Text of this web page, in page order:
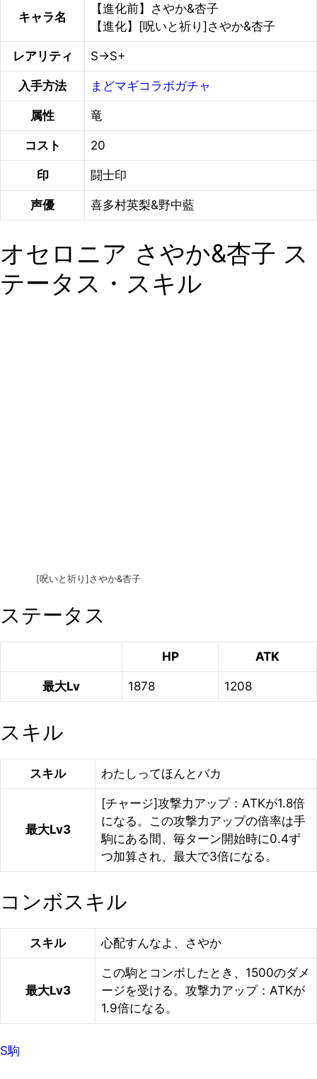
キャラ名
【進化前】さやか&杏子
【進化】[呪いと祈り]さやか&杏子
レアリティ S→S+
入手方法 まどマギコラボガチャ
属性 竜
コスト 20
印 闘士印
声優 喜多村英梨&野中藍
オセロニア さやか&杏子 ス
テータス・スキル
[呪いと祈り]さやか&杏子
ステータス
HP ATK
最大Lv 1878 1208
スキル
スキル わたしってほんとバカ
最大Lv3
[チャージ]攻撃力アップ：ATKが1.8倍
になる。この攻撃力アップの倍率は手
駒にある間、毎ターン開始時に0.4ず
つ加算され、最大で3倍になる。
コンボスキル
スキル 心配すんなよ、さやか
最大Lv3
この駒とコンボしたとき、1500のダメ
ージを受ける。攻撃力アップ：ATKが
1.9倍になる。
S駒